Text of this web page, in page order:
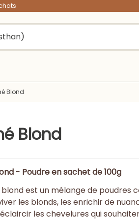
Blond
Blond
- Poudre en sachet de 100g
blond est un mélange de poudres
les blonds, les enrichir de
les chevelures qui